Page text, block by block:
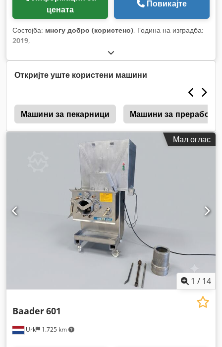
цената
Повикајте
Состојба: многу добро (користено), Година на изградба:
2019,
Откријте уште користени машини
Машини за пекарници Машини за
Мал оглас
1 / 14
Urk 1.725 km
Baader601